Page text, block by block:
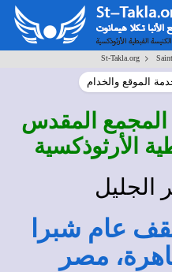
St-Takla.org >
الموقع والخدام
المجمع المقدس
الأرثوذكسية
الجليل
عام شبرا
مصر